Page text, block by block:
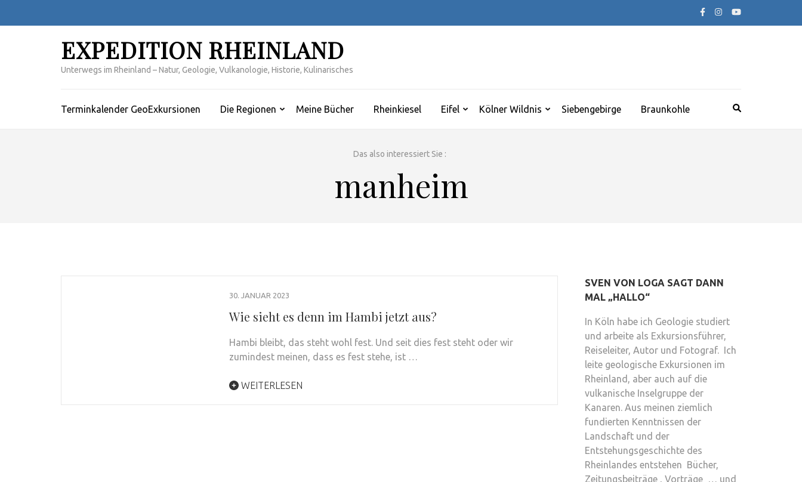
EXPEDITION RHEINLAND
Unterwegs im Rheinland – Natur, Geologie, Vulkanologie, Historie, Kulinarisches
Terminkalender GeoExkursionen Die Regionen Meine Bücher Rheinkiesel Eifel Kölner Wildnis Siebengebirge Braunkohle
Das also interessiert Sie :
manheim
30. JANUAR 2023
Wie sieht es denn im Hambi jetzt aus?
Hambi bleibt, das steht wohl fest. Und seit dies fest steht oder wir
zumindest meinen, dass es fest stehe, ist …
WEITERLESEN
SVEN VON LOGA SAGT DANN
MAL „HALLO“
In Köln habe ich Geologie studiert
und arbeite als Exkursionsführer,
Reiseleiter, Autor und Fotograf. Ich
leite geologische Exkursionen im
Rheinland, aber auch auf die
vulkanische Inselgruppe der
Kanaren. Aus meinen ziemlich
fundierten Kenntnissen der
Landschaft und der
Entstehungsgeschichte des
Rheinlandes entstehen Bücher,
Zeitungsbeiträge , Vorträge … und